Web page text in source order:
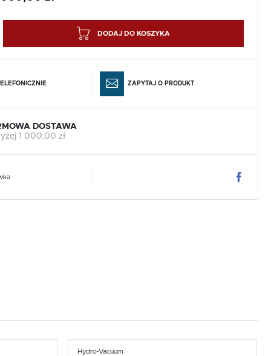
DODAJ DO KOSZYKA
ZAPYTAJ O PRODUKT
DOSTAWA
1 000,00 zł
Hydro-Vacuum